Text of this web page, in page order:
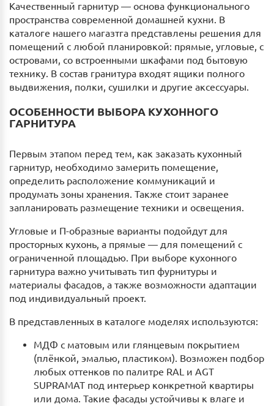
Качественный гарнитур — основа функционального
пространства современной домашней кухни. В
каталоге нашего магазтга представлены решения для
помещений с любой планировкой: прямые, угловые, с
островами, со встроенными шкафами под бытовую
технику. В состав гранитура входят ящики полного
выдвижения, полки, сушилки и другие аксессуары.
ОСОБЕННОСТИ ВЫБОРА КУХОННОГО
ГАРНИТУРА
Первым этапом перед тем, как заказать кухонный
гарнитур, необходимо замерить помещение,
определить расположение коммуникаций и
продумать зоны хранения. Также стоит заранее
запланировать размещение техники и освещения.
Угловые и П-образные варианты подойдут для
просторных кухонь, а прямые — для помещений с
ограниченной площадью. При выборе кухонного
гарнитура важно учитывать тип фурнитуры и
материалы фасадов, а также возможности адаптации
под индивидуальный проект.
В представленных в каталоге моделях используются:
МДФ с матовым или глянцевым покрытием
(плёнкой, эмалью, пластиком). Возможен подбор
любых оттенков по палитре RAL и AGT
SUPRAMAT под интерьер конкретной квартиры
или дома. Такие фасады устойчивы к влаге и